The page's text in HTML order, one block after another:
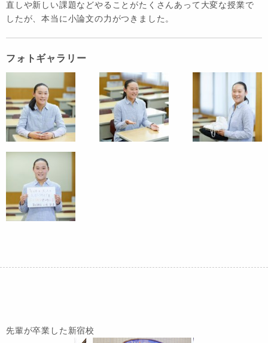
直しや新しい課題などやることがたくさんあって大変な授業で
したが、本当に小論文の力がつきました。
フォトギャラリー
先輩が卒業した新宿校